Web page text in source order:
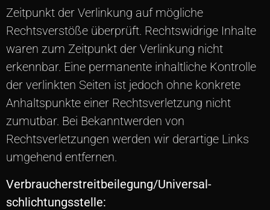
Zeitpunkt der Verlinkung auf mögliche
Rechtsverstöße überprüft. Rechtswidrige Inhalte
waren zum Zeitpunkt der Verlinkung nicht
erkennbar. Eine permanente inhaltliche Kontrolle
der verlinkten Seiten ist jedoch ohne konkrete
Anhaltspunkte einer Rechtsverletzung nicht
zumutbar. Bei Bekanntwerden von
Rechtsverletzungen werden wir derartige Links
umgehend entfernen.
Verbraucher­streit­beilegung/Universal­
schlichtungs­stelle: